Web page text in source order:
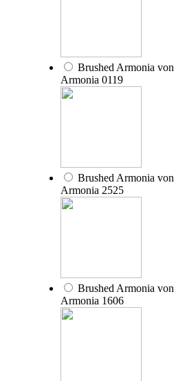
Brushed Armonia
Armonia 0119
Brushed Armonia
Armonia 2525
Brushed Armonia
Armonia 1606